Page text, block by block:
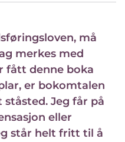
må
merkes med
fått denne boka
er bokomtalen
Jeg får på
eller
står helt fritt til å